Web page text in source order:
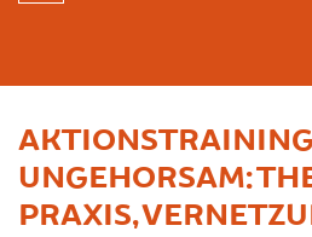
UNGEHORSAM:
PRAXIS,